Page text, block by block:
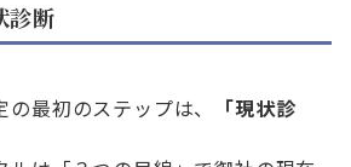
診断
最初のステップは、
「現状診